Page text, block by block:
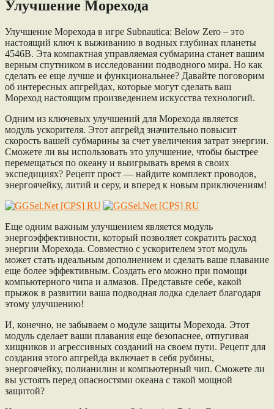
Улучшение Морехода
Улучшение Морехода в игре Subnautica: Below Zero – это
настоящий ключ к выживанию в водных глубинах планеты
4546B. Эта компактная управляемая субмарина станет вашим
верным спутником в исследовании подводного мира. Но как
сделать ее еще лучше и функциональнее? Давайте поговорим
об интересных апгрейдах, которые могут сделать ваш
Мореход настоящим произведением искусства технологий.
Одним из ключевых улучшений для Морехода является
модуль ускорителя. Этот апгрейд значительно повысит
скорость вашей субмарины за счет увеличения затрат энергии.
Сможете ли вы использовать это улучшение, чтобы быстрее
перемещаться по океану и выигрывать время в своих
экспедициях? Рецепт прост — найдите комплект проводов,
энергоячейку, литий и серу, и вперед к новым приключениям!
Еще одним важным улучшением является модуль
энергоэффективности, который позволяет сократить расход
энергии Морехода. Совместно с ускорителем этот модуль
может стать идеальным дополнением и сделать ваше плавание
еще более эффективным. Создать его можно при помощи
компьютерного чипа и алмазов. Представьте себе, какой
прыжок в развитии ваша подводная лодка сделает благодаря
этому улучшению!
И, конечно, не забываем о модуле защиты Морехода. Этот
модуль сделает ваши плавания еще безопаснее, отпугивая
хищников и агрессивных созданий на своем пути. Рецепт для
создания этого апгрейда включает в себя рубины,
энергоячейку, полианилин и компьютерный чип. Сможете ли
вы устоять перед опасностями океана с такой мощной
защитой?